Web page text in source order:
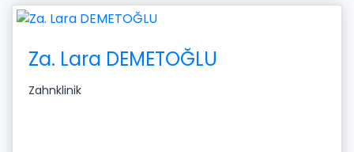
Za. Lara DEMETOĞLU
Zahnklinik